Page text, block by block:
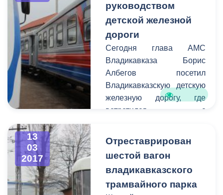
руководством
детской железной
дороги
Сегодня глава АМС
Владикавказа Борис
Албегов посетил
Владикавказскую детскую
железную дорогу, где
встретился с
обсуждению стало
будущее сотрудничество
руководства ДЖД и
городских властей.
13
03
2017
Отреставрирован
шестой вагон
владикавказского
трамвайного парка